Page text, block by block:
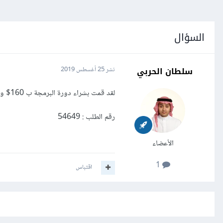
السؤال
سلطان الحربي
الأعضاء
نشر25 أغسطس 2019
لقد قمت بشراء دورة البرمجة ب 160$ ولم تفعل بحسابي
رقم الطلب : 54649
اقتباس